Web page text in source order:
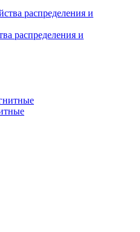
распределения и